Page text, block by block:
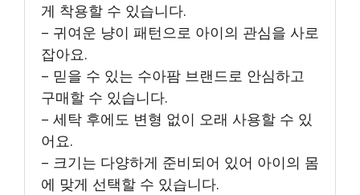
게 착용할 수 있습니다.
– 귀여운 냥이 패턴으로 아이의 관심을 사로
잡아요.
– 믿을 수 있는 수아팜 브랜드로 안심하고
구매할 수 있습니다.
– 세탁 후에도 변형 없이 오래 사용할 수 있
어요.
– 크기는 다양하게 준비되어 있어 아이의 몸
에 맞게 선택할 수 있습니다.